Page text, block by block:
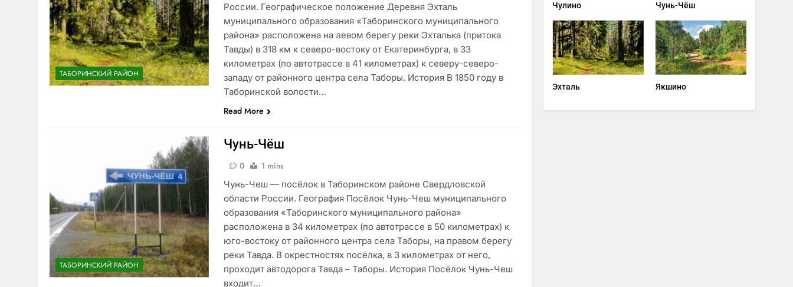
ТАБОРИНСКИЙ РАЙОН
России. Географическое положение Деревня Эхталь
муниципального образования «Таборинского муниципального
района» расположена на левом берегу реки Эхталька (притока
Тавды) в 318 км к северо-востоку от Екатеринбурга, в 33
километрах (по автотрассе в 41 километрах) к северу-северо-
западу от районного центра села Таборы. История В 1850 году в
Таборинской волости…
Read More
ТАБОРИНСКИЙ РАЙОН
Чунь-Чёш
0
1 mins
Чунь-Чеш — посёлок в Таборинском районе Свердловской
области России. География Посёлок Чунь-Чеш муниципального
образования «Таборинского муниципального района»
расположена в 34 километрах (по автотрассе в 50 километрах) к
юго-востоку от районного центра села Таборы, на правом берегу
реки Тавда. В окрестностях посёлка, в 3 километрах от него,
проходит автодорога Тавда – Таборы. История Посёлок Чунь-Чеш
входит…
Чулино Чунь-Чёш
Эхталь Якшино